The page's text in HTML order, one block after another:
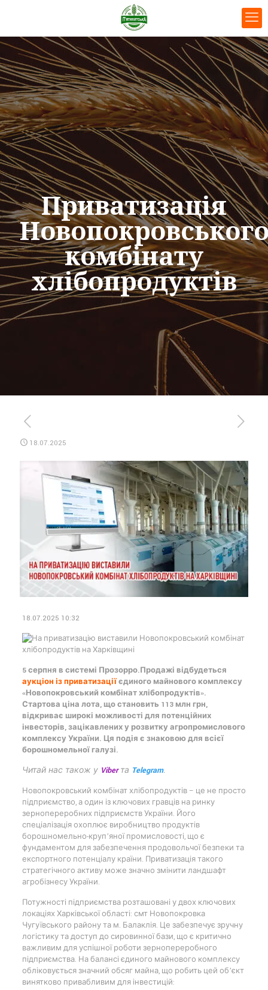
Приватизація
комбінату
хлібопродуктів
18.07.2025
18.07.2025 10:32
5 серпня в системі Прозорро.Продажі відбудеться
аукціон із приватизаціїєдиного майнового комплексу
«Новопокровський комбінат хлібопродуктів».
Стартова ціна лота, що становить 113 млн грн,
відкриває широкі можливості для потенційних
інвесторів, зацікавлених у розвитку агропромислового
комплексу України. Ця подія є знаковою для всієї
борошномельної галузі.
Читай нас також у Viberта Telegram.
Новопокровський комбінат хлібопродуктів – це не просто
підприємство, а один із ключових гравців на ринку
зернопереробних підприємств України. Його
спеціалізація охоплює виробництво продуктів
борошномельно-круп’яної промисловості, що є
фундаментом для забезпечення продовольчої безпеки та
експортного потенціалу країни. Приватизація такого
стратегічного активу може значно змінити ландшафт
агробізнесу України.
Потужності підприємства розташовані у двох ключових
локаціях Харківської області: смт Новопокровка
Чугуївського району та м. Балаклія. Це забезпечує зручну
логістику та доступ до сировинної бази, що є критично
важливим для успішної роботи зернопереробного
підприємства. На балансі єдиного майнового комплексу
обліковується значний обсяг майна, що робить цей об’єкт
винятково привабливим для інвестицій: